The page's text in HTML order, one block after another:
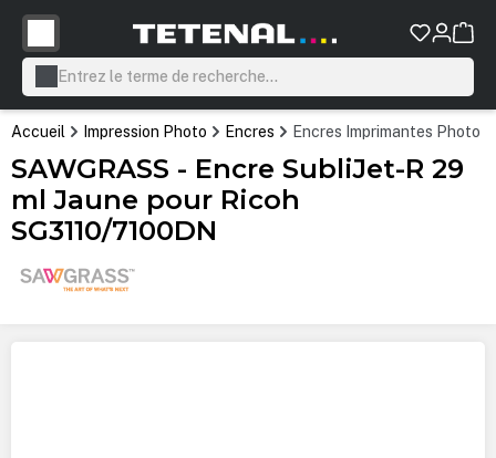
principal
Accueil Impression Photo Encres Encres Imprimantes Photo
SAWGRASS - Encre SubliJet-R 29
ml Jaune pour Ricoh
SG3110/7100DN